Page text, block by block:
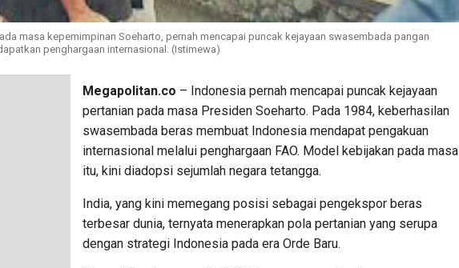
masa kepemimpinan Soeharto, pernah mencapai puncak kejayaan swasembada pangan
penghargaan internasional. (Istimewa)
Megapolitan.co – Indonesia pernah mencapai puncak kejayaan
pertanian pada masa Presiden Soeharto. Pada 1984, keberhasilan
swasembada beras membuat Indonesia mendapat pengakuan
internasional melalui penghargaan FAO. Model kebijakan pada masa
itu, kini diadopsi sejumlah negara tetangga.
India, yang kini memegang posisi sebagai pengekspor beras
terbesar dunia, ternyata menerapkan pola pertanian yang serupa
dengan strategi Indonesia pada era Orde Baru.